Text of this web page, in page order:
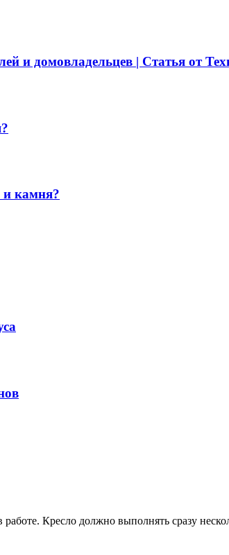
и домовладельцев | Статья от
и камня?
работе. Кресло должно выполнять сразу